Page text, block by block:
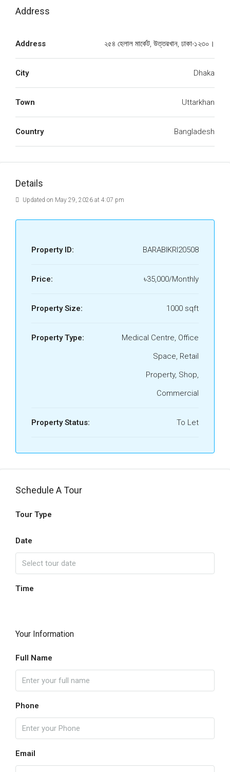
Address
Address ২৫৪ হেলাল মার্কেট, উত্তরখান, ঢাকা-১২৩০।
City Dhaka
Town Uttarkhan
Country Bangladesh
Details
Updated on May 29, 2026 at 4:07 pm
Property ID: BARABIKRI20508
Price: ৳35,000/Monthly
Property Size: 1000 sqft
Property Type:
Medical Centre, Office
Space, Retail
Property, Shop,
Commercial
Property Status: To Let
Schedule A Tour
Tour Type
Date
Time
Your Information
Full Name
Phone
Email